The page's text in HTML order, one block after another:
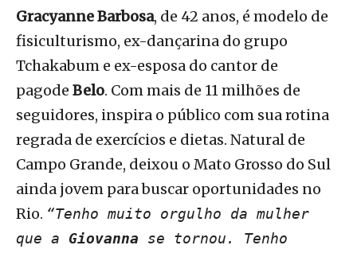
Gracyanne Barbosa, de 42 anos, é modelo de
fisiculturismo, ex-dançarina do grupo
Tchakabum e ex-esposa do cantor de
pagode Belo. Com mais de 11 milhões de
seguidores, inspira o público com sua rotina
regrada de exercícios e dietas. Natural de
Campo Grande, deixou o Mato Grosso do Sul
ainda jovem para buscar oportunidades no
Rio. “Tenho muito orgulho da mulher
que a Giovanna se tornou. Tenho